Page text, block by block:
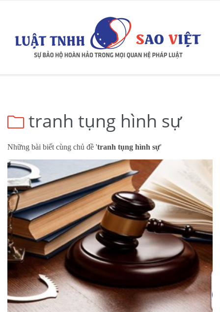
 tranh tụng hình sự
Những bài biết cùng chủ đề 'tranh tụng hình sự'